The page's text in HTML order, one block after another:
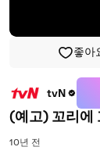
좋아
tvN
(예고) 꼬리에
10년 전